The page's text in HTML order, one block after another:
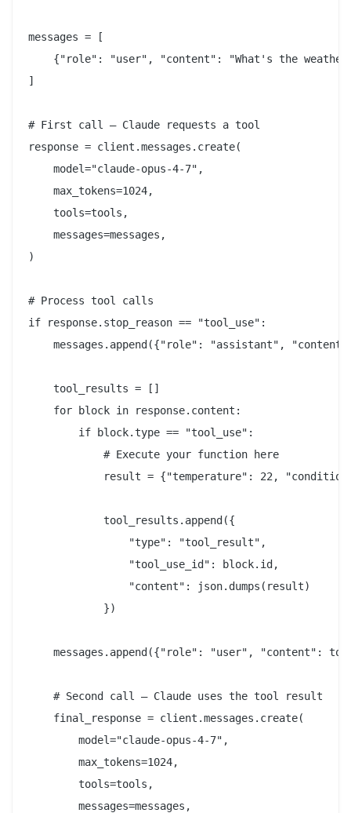
messages = [
{"role": "user", "content": "What's the
]
# First call — Claude requests a tool
response = client.messages.create(
    model="claude-opus-4-7",
    max_tokens=1024,
    tools=tools,
    messages=messages,
)
# Process tool calls
if response.stop_reason == "tool_use":
messages.append({"role": "assistant",
    tool_results = []
    for block in response.content:
        if block.type == "tool_use":
            # Execute your function here
result = {"temperature": 22,
            tool_results.append({
                "type": "tool_result",
                "tool_use_id": block.id,
                "content": json.dumps(result)
            })
messages.append({"role": "user", "content":
    # Second call — Claude uses the tool result
    final_response = client.messages.create(
        model="claude-opus-4-7",
        max_tokens=1024,
        tools=tools,
        messages=messages,